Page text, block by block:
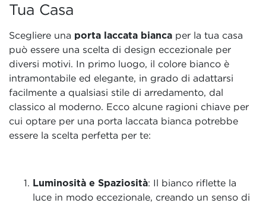
Tua Casa
Scegliere una porta laccata bianca per la tua casa
può essere una scelta di design eccezionale per
diversi motivi. In primo luogo, il colore bianco è
intramontabile ed elegante, in grado di adattarsi
facilmente a qualsiasi stile di arredamento, dal
classico al moderno. Ecco alcune ragioni chiave per
cui optare per una porta laccata bianca potrebbe
essere la scelta perfetta per te:
Luminosità e Spaziosità: Il bianco riflette la
luce in modo eccezionale, creando un senso di